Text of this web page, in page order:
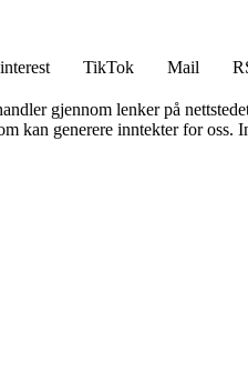
TikTok Mail
gjennom lenker på
generere inntekter for oss.